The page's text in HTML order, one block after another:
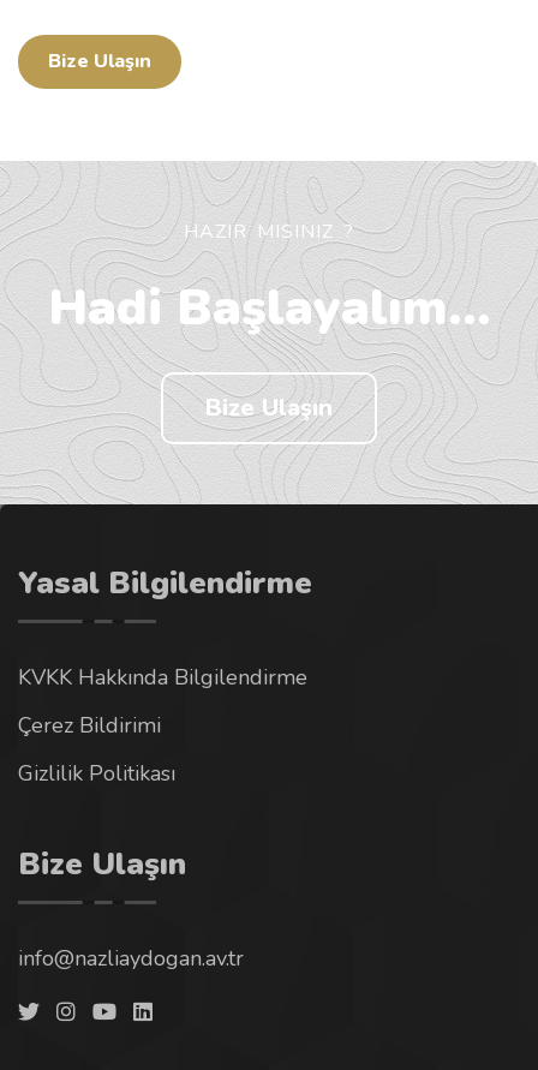
Bize Ulaşın
HAZIR MISINIZ ?
Hadi Başlayalım...
Bize Ulaşın
Yasal Bilgilendirme
KVKK Hakkında Bilgilendirme
Çerez Bildirimi
Gizlilik Politikası
Bize Ulaşın
info@nazliaydogan.av.tr